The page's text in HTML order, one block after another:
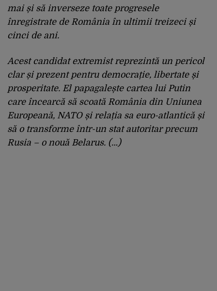
mai și să inverseze toate progresele
înregistrate de România în ultimii treizeci și
cinci de ani.
Acest candidat extremist reprezintă un pericol
clar și prezent pentru democrație, libertate și
prosperitate. El papagalește cartea lui Putin
care încearcă să scoată România din Uniunea
Europeană, NATO și relația sa euro-atlantică și
să o transforme într-un stat autoritar precum
Rusia – o nouă Belarus. (…)